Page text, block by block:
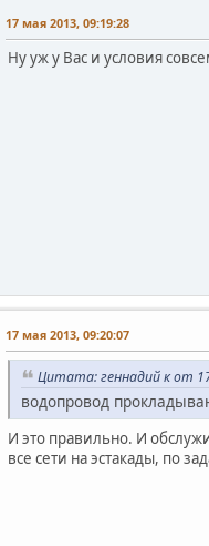
17 мая 2013, 09:19:28
Ну уж у Вас и условия
17 мая 2013, 09:20:07
Цитата: геннадий к от
водопровод
И это правильно. И
все сети на эстакады, по